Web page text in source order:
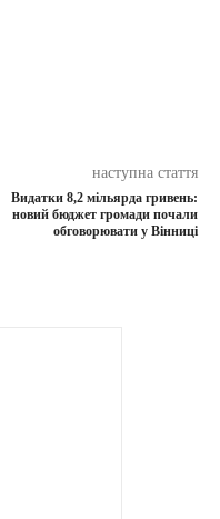
наступна стаття
Видатки 8,2 мільярда гривень:
новий бюджет громади почали
обговорювати у Вінниці